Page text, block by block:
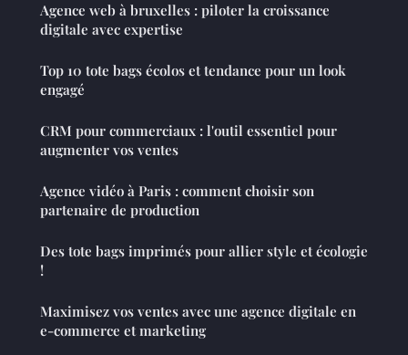
Agence web à bruxelles : piloter la croissance
digitale avec expertise
Top 10 tote bags écolos et tendance pour un look
engagé
CRM pour commerciaux : l'outil essentiel pour
augmenter vos ventes
Agence vidéo à Paris : comment choisir son
partenaire de production
Des tote bags imprimés pour allier style et écologie
!
Maximisez vos ventes avec une agence digitale en
e-commerce et marketing